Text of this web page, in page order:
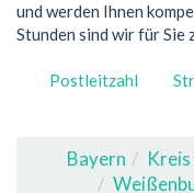
und werden Ihnen
Stunden sind wir für Sie
Postleitzahl
Bayern